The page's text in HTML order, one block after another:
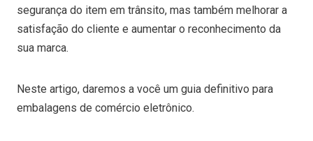
segurança do item em trânsito, mas também melhorar a
satisfação do cliente e aumentar o reconhecimento da
sua marca.
Neste artigo, daremos a você um guia definitivo para
embalagens de comércio eletrônico.